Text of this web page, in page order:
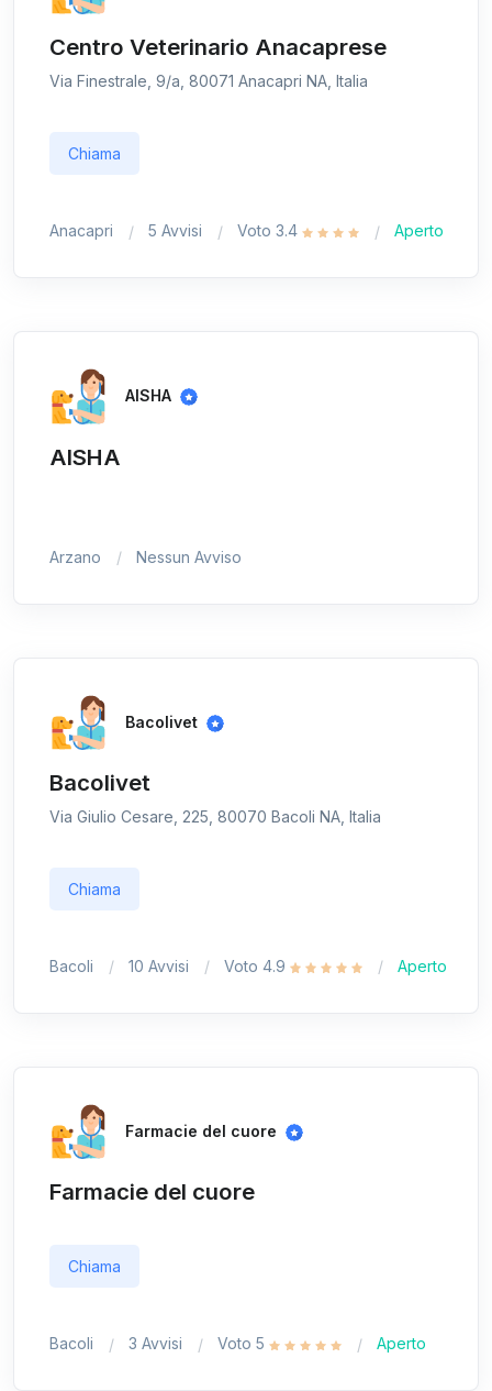
Centro Veterinario Anacaprese
Via Finestrale, 9/a, 80071 Anacapri NA, Italia
Chiama
Anacapri 5 Avvisi Voto 3.4 Aperto
AISHA
AISHA
Arzano Nessun Avviso
Bacolivet
Bacolivet
Via Giulio Cesare, 225, 80070 Bacoli NA, Italia
Chiama
Bacoli 10 Avvisi Voto 4.9 Aperto
Farmacie del cuore
Farmacie del cuore
Chiama
Bacoli 3 Avvisi Voto 5 Aperto